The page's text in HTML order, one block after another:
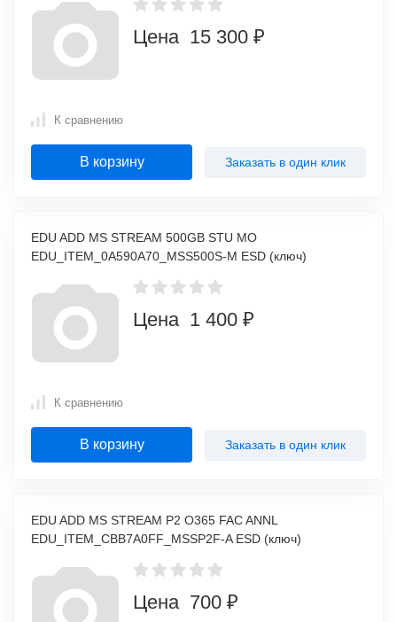
Цена 15 300 ₽
К сравнению
В корзину Заказать в один клик
EDU ADD MS STREAM 500GB STU MO
EDU_ITEM_0A590A70_MSS500S-M ESD (ключ)
Цена 1 400 ₽
К сравнению
В корзину Заказать в один клик
EDU ADD MS STREAM P2 O365 FAC ANNL
EDU_ITEM_CBB7A0FF_MSSP2F-A ESD (ключ)
Цена 700 ₽